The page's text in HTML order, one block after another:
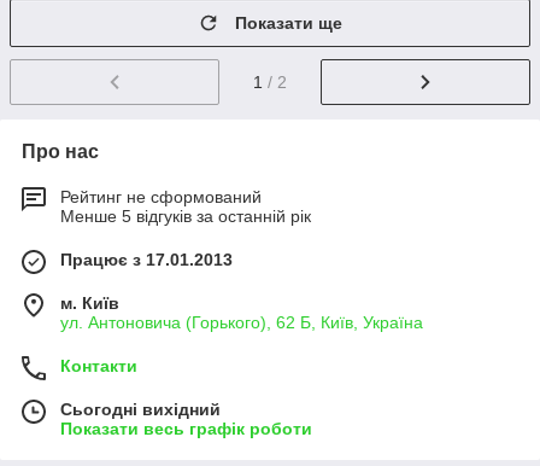
Показати ще
1 / 2
Про нас
Рейтинг не сформований
Менше 5 відгуків за останній рік
Працює з 17.01.2013
м. Київ
ул. Антоновича (Горького), 62 Б, Київ, Україна
Контакти
Сьогодні вихідний
Показати весь графік роботи